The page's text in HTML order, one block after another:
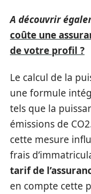
A découvrir
coûte une
de votre profil ?
Le calcul de la
une formule
tels que la
émissions de
cette mesure
frais
tarif de
en compte cette